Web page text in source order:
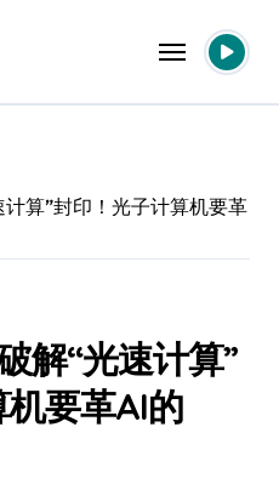
算”封印！光子计算机要革
解“光速计算”
要革AI的